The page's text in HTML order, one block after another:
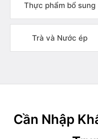
Thực phẩm bổ sung
Trà và Nước ép
Cần Nhập